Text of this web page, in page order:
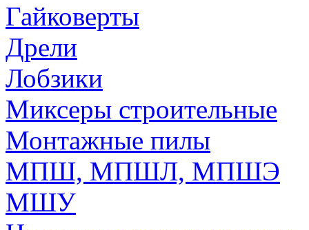
Гайковерты
Дрели
Лобзики
Миксеры строительные
Монтажные пилы
МПШ, МПШЛ, МПШЭ
МШУ